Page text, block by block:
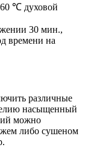
℃ духовой
30 мин.,
времени на
различные
насыщенный
можно
либо сушеном